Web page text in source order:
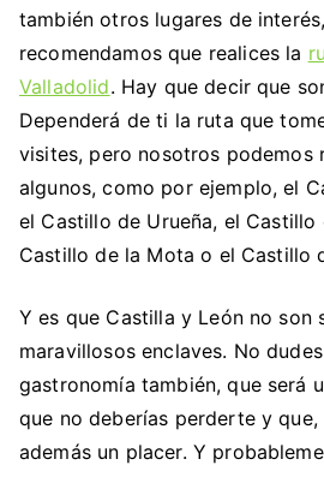
también otros lugares de
recomendamos que realices la
Valladolid. Hay que decir que
Dependerá de ti la ruta que
visites, pero nosotros podemos
algunos, como por ejemplo, el
el Castillo de Urueña, el Castillo
Castillo de la Mota o el Castillo
Y es que Castilla y León no son
maravillosos enclaves. No
gastronomía también, que será
que no deberías perderte y que,
además un placer. Y